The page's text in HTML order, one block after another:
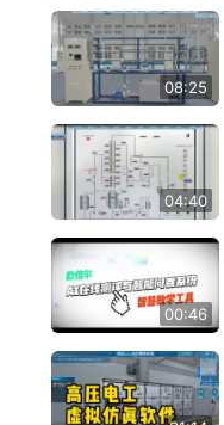
08:25
04:40
00:46